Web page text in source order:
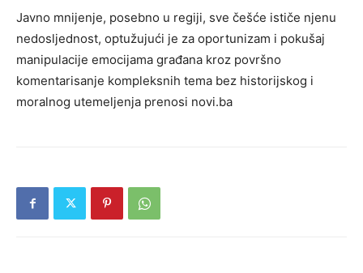
Javno mnijenje, posebno u regiji, sve češće ističe njenu
nedosljednost, optužujući je za oportunizam i pokušaj
manipulacije emocijama građana kroz površno
komentarisanje kompleksnih tema bez historijskog i
moralnog utemeljenja prenosi novi.ba